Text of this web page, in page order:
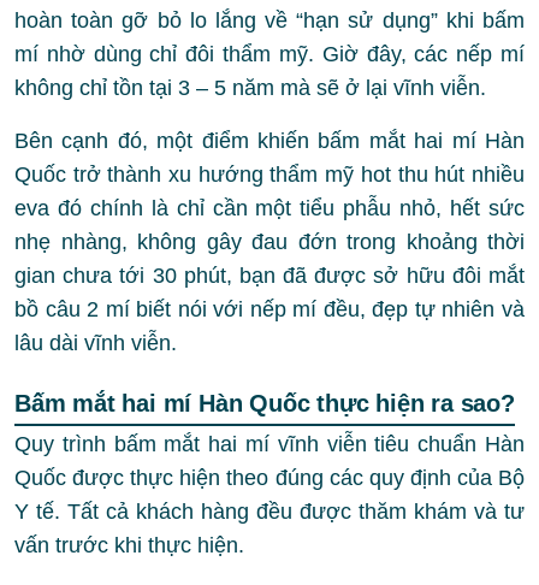
hoàn toàn gỡ bỏ lo lắng về “hạn sử dụng” khi bấm
mí nhờ dùng chỉ đôi thẩm mỹ. Giờ đây, các nếp mí
không chỉ tồn tại 3 – 5 năm mà sẽ ở lại vĩnh viễn.
Bên cạnh đó, một điểm khiến bấm mắt hai mí Hàn
Quốc trở thành xu hướng thẩm mỹ hot thu hút nhiều
eva đó chính là chỉ cần một tiểu phẫu nhỏ, hết sức
nhẹ nhàng, không gây đau đớn trong khoảng thời
gian chưa tới 30 phút, bạn đã được sở hữu đôi mắt
bồ câu 2 mí biết nói với nếp mí đều, đẹp tự nhiên và
lâu dài vĩnh viễn.
Bấm mắt hai mí Hàn Quốc thực hiện ra sao?
Quy trình bấm mắt hai mí vĩnh viễn tiêu chuẩn Hàn
Quốc được thực hiện theo đúng các quy định của Bộ
Y tế. Tất cả khách hàng đều được thăm khám và tư
vấn trước khi thực hiện.